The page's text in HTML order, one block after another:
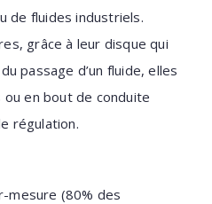
de fluides industriels.
grâce à leur disque qui
passage d’un fluide, elles
en bout de conduite
régulation.
mesure (80% des